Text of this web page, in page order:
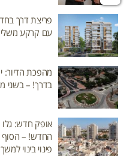
פריצת דרך
עם קרקע
מהפכת
בדרך! – בשני
אופק חדש: גלו
החדש! – הסוף
פינוי בינוי